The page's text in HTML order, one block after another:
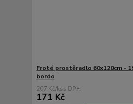
Froté prostěradlo 60x120cm -
bordo
207 Kč/ks
171 Kč